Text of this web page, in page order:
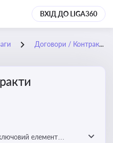
ВХІД ДО LIGA360
Договори / Контракти
елемент